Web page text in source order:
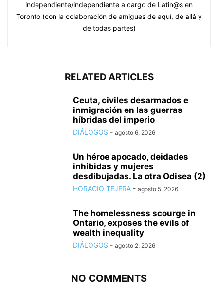
independiente/independiente a cargo de Latin@s en
Toronto (con la colaboración de amigues de aquí, de allá y
de todas partes)
RELATED ARTICLES
Ceuta, civiles desarmados e
inmigración en las guerras
híbridas del imperio
DIÁLOGOS - agosto 6, 2026
Un héroe apocado, deidades
inhibidas y mujeres
desdibujadas. La otra Odisea (2)
HORACIO TEJERA - agosto 5, 2026
The homelessness scourge in
Ontario, exposes the evils of
wealth inequality
DIÁLOGOS - agosto 2, 2026
NO COMMENTS